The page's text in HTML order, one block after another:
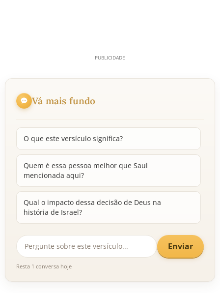
Vá mais fundo
O que este versículo significa?
Quem é essa pessoa melhor que Saul
mencionada aqui?
Qual o impacto dessa decisão de Deus na
história de Israel?
Enviar
Resta 1 conversa hoje